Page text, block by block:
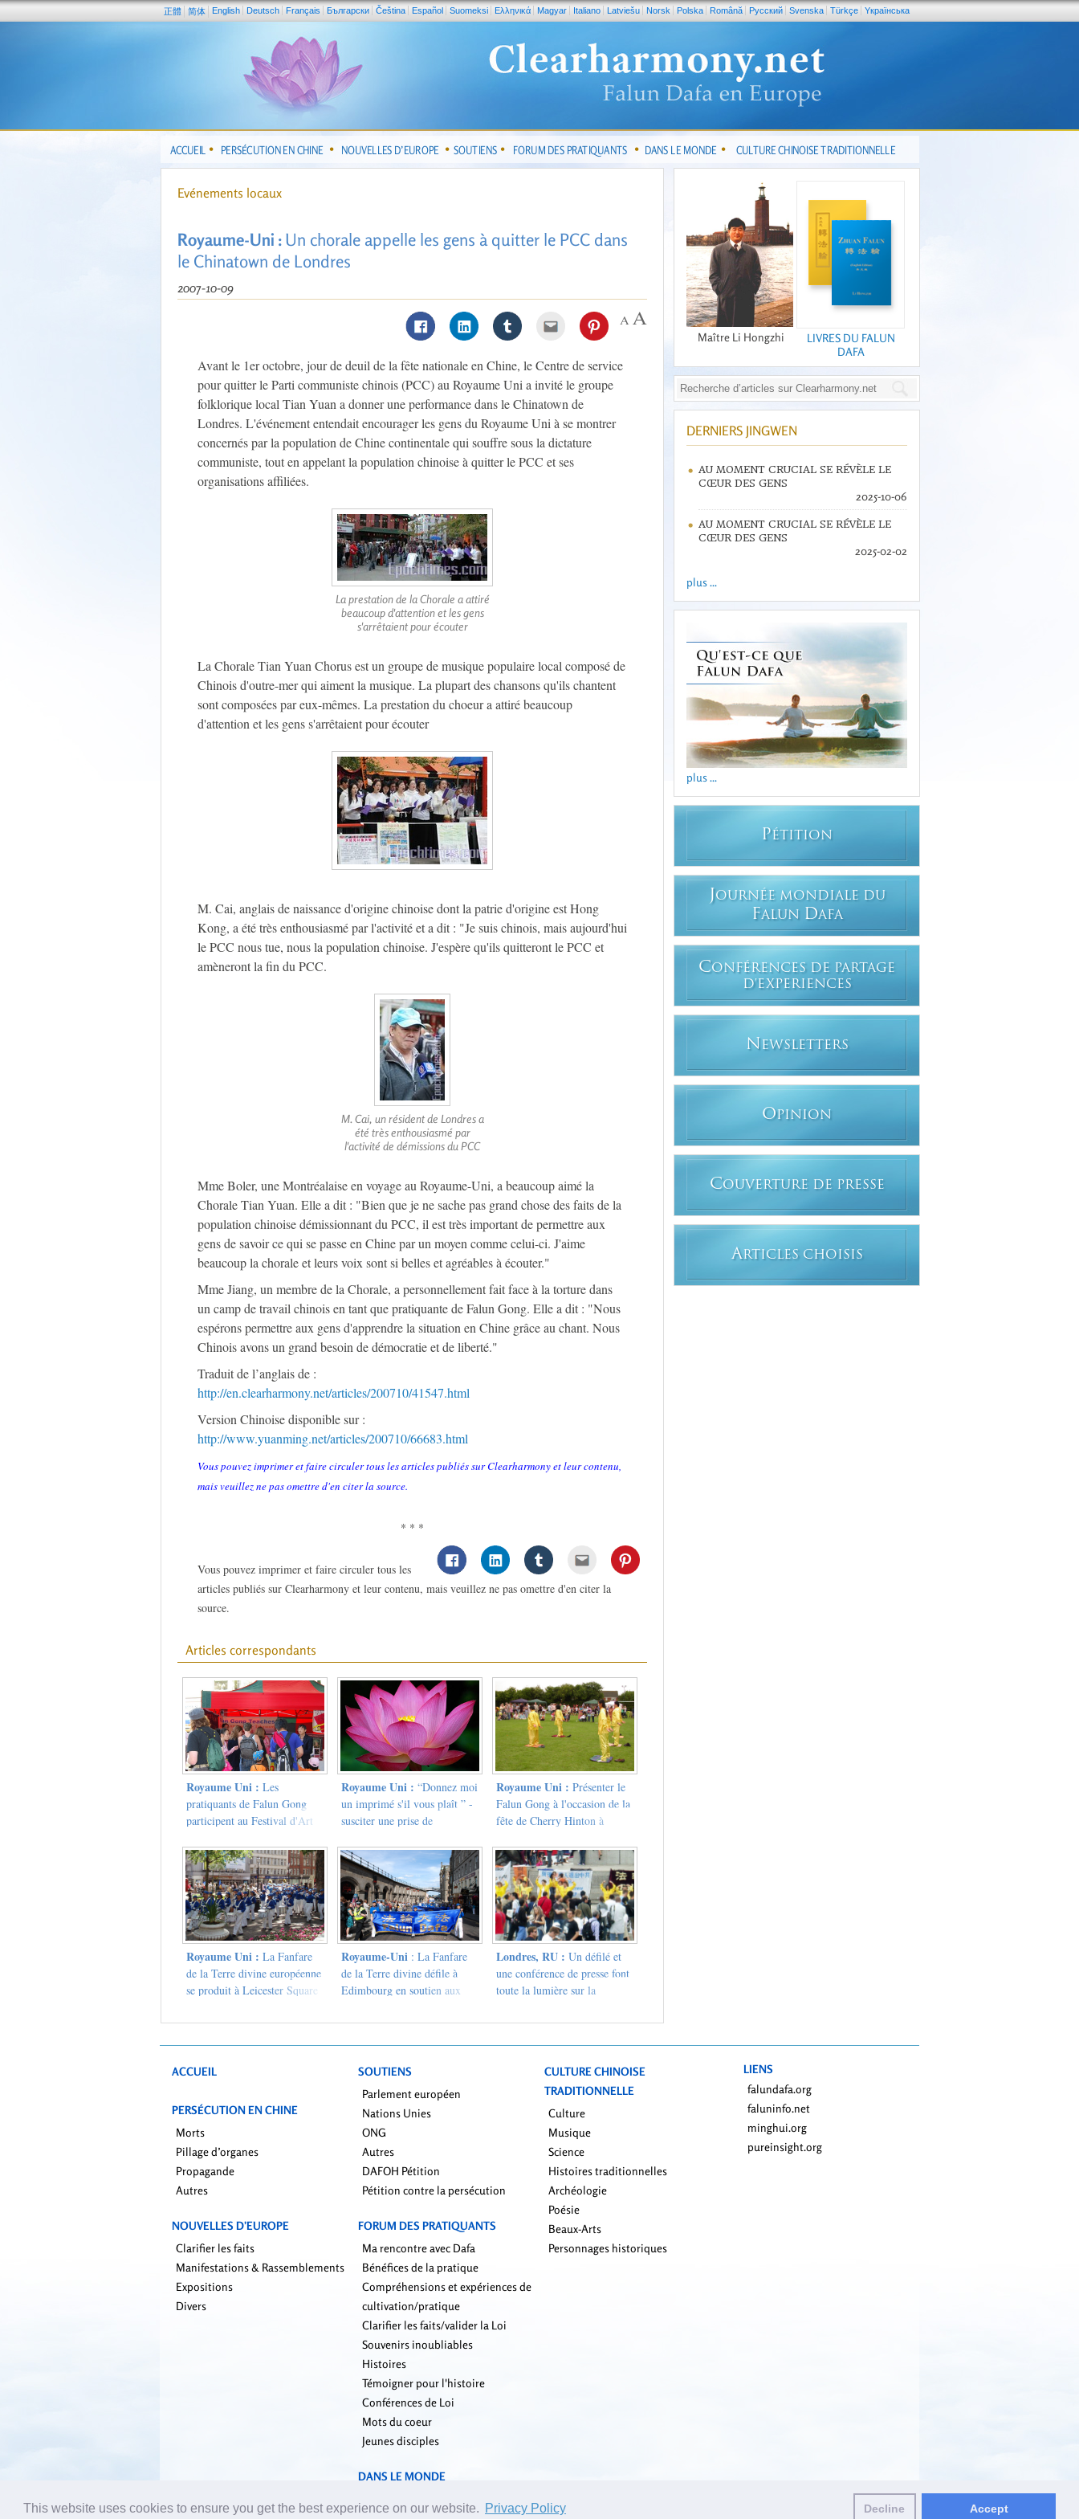
正體 简体 English Deutsch Français Български Čeština Español Suomeksi Ελληνικά Magyar Italiano Latviešu Norsk Polska Română Pусский Svenska Türkçe Yкраїнська
ACCUEIL PERSÉCUTION EN CHINE NOUVELLES D’EUROPE SOUTIENS FORUM DES PRATIQUANTS DANS LE MONDE CULTURE CHINOISE TRADITIONNELLE
Evénements locaux
Royaume-Uni :Un chorale appelle les gens à quitter le PCC dans
le Chinatown de Londres
2007-10-09
Avant le 1er octobre, jour de deuil de la fête nationale en Chine, le Centre de service
pour quitter le Parti communiste chinois (PCC) au Royaume Uni a invité le groupe
folklorique local Tian Yuan a donner une performance dans le Chinatown de
Londres. L'événement entendait encourager les gens du Royaume Uni à se montrer
concernés par la population de Chine continentale qui souffre sous la dictature
communiste, tout en appelant la population chinoise à quitter le PCC et ses
organisations affiliées.
La prestation de la Chorale a attiré
beaucoup d'attention et les gens
s'arrêtaient pour écouter
La Chorale Tian Yuan Chorus est un groupe de musique populaire local composé de
Chinois d'outre-mer qui aiment la musique. La plupart des chansons qu'ils chantent
sont composées par eux-mêmes. La prestation du choeur a attiré beaucoup
d'attention et les gens s'arrêtaient pour écouter
M. Cai, anglais de naissance d'origine chinoise dont la patrie d'origine est Hong
Kong, a été très enthousiasmé par l'activité et a dit : "Je suis chinois, mais aujourd'hui
le PCC nous tue, nous la population chinoise. J'espère qu'ils quitteront le PCC et
amèneront la fin du PCC.
M. Cai, un résident de Londres a
été très enthousiasmé par
l'activité de démissions du PCC
Mme Boler, une Montréalaise en voyage au Royaume-Uni, a beaucoup aimé la
Chorale Tian Yuan. Elle a dit : "Bien que je ne sache pas grand chose des faits de la
population chinoise démissionnant du PCC, il est très important de permettre aux
gens de savoir ce qui se passe en Chine par un moyen comme celui-ci. J'aime
beaucoup la chorale et leurs voix sont si belles et agréables à écouter."
Mme Jiang, un membre de la Chorale, a personnellement fait face à la torture dans
un camp de travail chinois en tant que pratiquante de Falun Gong. Elle a dit : "Nous
espérons permettre aux gens d'apprendre la situation en Chine grâce au chant. Nous
Chinois avons un grand besoin de démocratie et de liberté."
Traduit de l’anglais de :
http://en.clearharmony.net/articles/200710/41547.html
Version Chinoise disponible sur :
http://www.yuanming.net/articles/200710/66683.html
Vous pouvez imprimer et faire circuler tous les articles publiés sur Clearharmony et leur contenu,
mais veuillez ne pas omettre d'en citer la source.
* * *
Vous pouvez imprimer et faire circuler tous les
articles publiés sur Clearharmony et leur contenu, mais veuillez ne pas omettre d'en citer la
source.
Articles correspondants
Royaume Uni : Les
pratiquants de Falun Gong
participent au Festival d'Art
Royaume Uni : “Donnez moi
un imprimé s'il vous plaît ” -
susciter une prise de
Gong en plein centre de
Londres
Royaume Uni : Présenter le
Falun Gong à l'occasion de la
fête de Cherry Hinton à
Royaume Uni : La Fanfare
de la Terre divine européenne
se produit à Leicester Square
de Londres (Photos)
Royaume-Uni: La Fanfare
de la Terre divine défile à
Edimbourg en soutien aux
qui ont démissionné du Parti
Londres, RU : Un défilé et
une conférence de presse font
toute la lumière sur la
Maître Li Hongzhi
LIVRES DU FALUN
DAFA
DERNIERS JINGWEN
AU MOMENT CRUCIAL SE RÉVÈLE LE
CŒUR DES GENS
2025-10-06
AU MOMENT CRUCIAL SE RÉVÈLE LE
CŒUR DES GENS
2025-02-02
plus ...
plus ...
PÉTITION
JOURNÉE MONDIALE DU
FALUN DAFA
CONFÉRENCES DE PARTAGE
D'EXPERIENCES
N EWSLETTERS
OPINION
COUVERTURE DE PRESSE
ARTICLES CHOISIS
ACCUEIL
PERSÉCUTION EN CHINE
Morts
Pillage d’organes
Propagande
Autres
NOUVELLES D’EUROPE
Clarifier les faits
Manifestations & Rassemblements
Expositions
Divers
SOUTIENS
Parlement européen
Nations Unies
ONG
Autres
DAFOH Pétition
Pétition contre la persécution
FORUM DES PRATIQUANTS
Ma rencontre avec Dafa
Bénéfices de la pratique
Compréhensions et expériences de
cultivation/pratique
Clarifier les faits/valider la Loi
Souvenirs inoubliables
Histoires
Témoigner pour l'histoire
Conférences de Loi
Mots du coeur
Jeunes disciples
DANS LE MONDE
CULTURE CHINOISE
TRADITIONNELLE
Culture
Musique
Science
Histoires traditionnelles
Archéologie
Poésie
Beaux-Arts
Personnages historiques
LIENS
falundafa.org
faluninfo.net
minghui.org
pureinsight.org
This website uses cookies to ensure you get the best experience on our website. Privacy Policy Decline Accept